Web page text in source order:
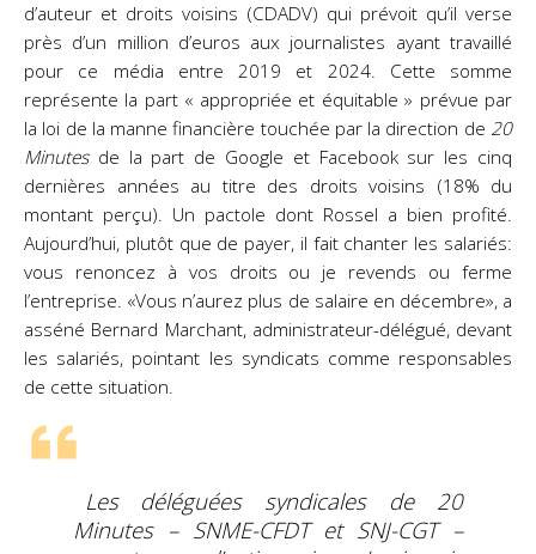
d’auteur et droits voisins (CDADV) qui prévoit qu’il verse
près d’un million d’euros aux journalistes ayant travaillé
pour ce média entre 2019 et 2024. Cette somme
représente la part « appropriée et équitable » prévue par
la loi de la manne financière touchée par la direction de 20
Minutesde la part de Google et Facebook sur les cinq
dernières années au titre des droits voisins (18% du
montant perçu). Un pactole dont Rossel a bien profité.
Aujourd’hui, plutôt que de payer, il fait chanter les salariés:
vous renoncez à vos droits ou je revends ou ferme
l’entreprise. «Vous n’aurez plus de salaire en décembre», a
asséné Bernard Marchant, administrateur-délégué, devant
les salariés, pointant les syndicats comme responsables
de cette situation.
Les déléguées syndicales de 20
Minutes – SNME-CFDT et SNJ-CGT –